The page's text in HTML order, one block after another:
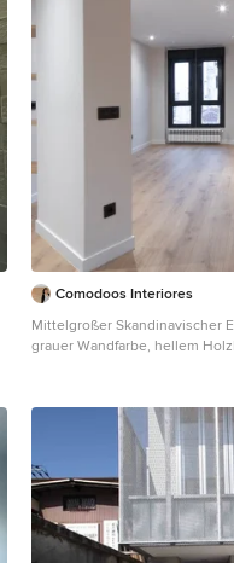
portante perimetrale e
essenziale.
Comodoos Interiores
Mittelgroßer Skandinavischer
grauer Wandfarbe, hellem